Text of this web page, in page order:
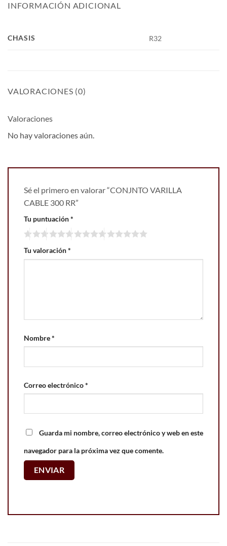
INFORMACIÓN ADICIONAL
CHASIS R32
VALORACIONES (0)
Valoraciones
No hay valoraciones aún.
Sé el primero en valorar “CONJNTO VARILLA
CABLE 300 RR”
Tu puntuación*
Tu valoración*
Nombre*
Correo electrónico*
Guarda mi nombre, correo electrónico y web en este
navegador para la próxima vez que comente.